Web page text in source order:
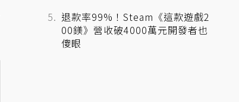
退款率99%！Steam《這款遊戲2
00鎂》營收破4000萬元開發者也
傻眼